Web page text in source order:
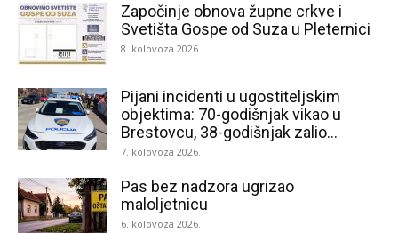
Započinje obnova župne crkve i
Svetišta Gospe od Suza u Pleternici
8. kolovoza 2026.
Pijani incidenti u ugostiteljskim
objektima: 70-godišnjak vikao u
Brestovcu, 38-godišnjak zalio...
7. kolovoza 2026.
Pas bez nadzora ugrizao
maloljetnicu
6. kolovoza 2026.